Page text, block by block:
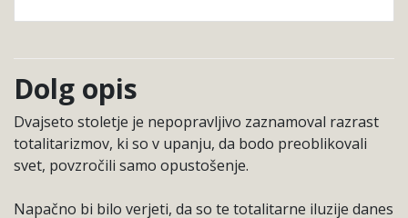
Dolg opis
Dvajseto stoletje je nepopravljivo zaznamoval razrast
totalitarizmov, ki so v upanju, da bodo preoblikovali
svet, povzročili samo opustošenje.
Napačno bi bilo verjeti, da so te totalitarne iluzije danes